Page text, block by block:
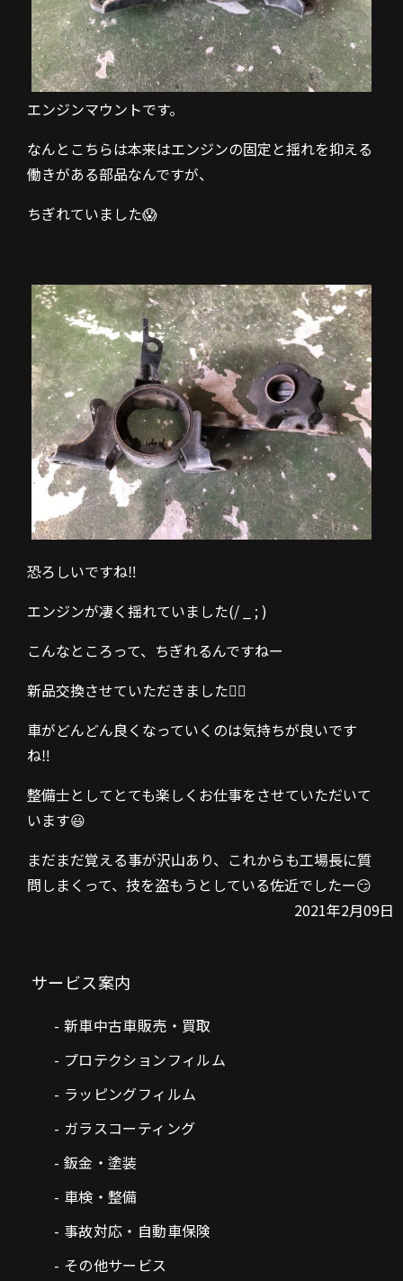
エンジンマウントです。
なんとこちらは本来はエンジンの固定と揺れを抑える
働きがある部品なんですが、
ちぎれていました😱
恐ろしいですね‼️
エンジンが凄く揺れていました(/ _ ; )
こんなところって、ちぎれるんですねー
新品交換させていただきました🙇‍♂️
車がどんどん良くなっていくのは気持ちが良いです
ね‼️
整備士としてとても楽しくお仕事をさせていただいて
います😃
まだまだ覚える事が沢山あり、これからも工場長に質
問しまくって、技を盗もうとしている佐近でしたー😏
2021年2月09日
サービス案内
新車中古車販売・買取
プロテクションフィルム
ラッピングフィルム
ガラスコーティング
鈑金・塗装
車検・整備
事故対応・自動車保険
その他サービス